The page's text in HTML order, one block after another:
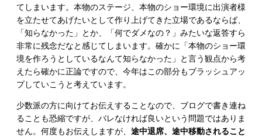
てしまいます。本物のステージ、本物のショー環境に出演者様
を立たせてあげたいとして作り上げてきた立場であるならば、
「知らなかった」とか、「何でダメなの？」みたいな返答すら
非常に残念だなと感じてしまいます。確かに「本物のショー環
境を作ろうとしているなんて知らなかった」と言う観点から考
えたら確かに正論ですので、今年はこの部分もブラッシュアッ
プしていこうと考えています。
少数派の方に向けてお伝えすることなので、ブログで書き連ね
ることも恐縮ですが、バレなければ良いという問題ではありま
せん。何度もお伝えしますが、 途中退席、途中移動されること